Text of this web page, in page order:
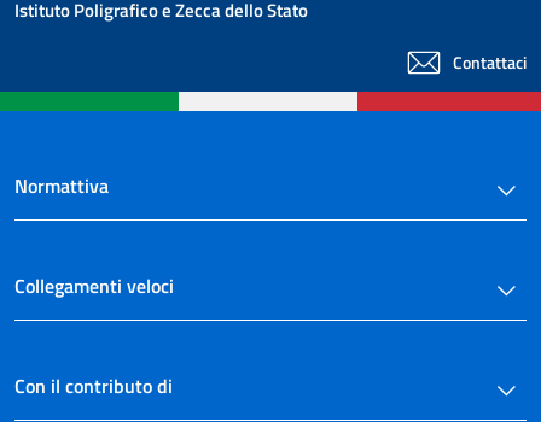
Istituto Poligrafico e Zecca dello Stato
Contattaci
Normattiva
Collegamenti veloci
Con il contributo di